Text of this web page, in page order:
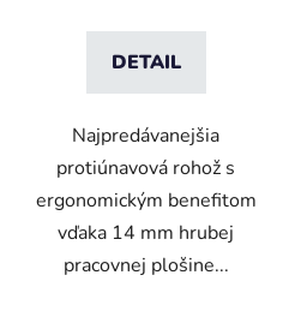
DETAIL
Najpredávanejšia
protiúnavová rohož s
ergonomickým benefitom
vďaka 14 mm hrubej
pracovnej plošine...